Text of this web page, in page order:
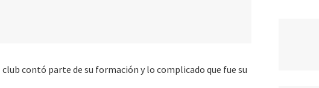
contó parte de su formación y lo complicado que fue su